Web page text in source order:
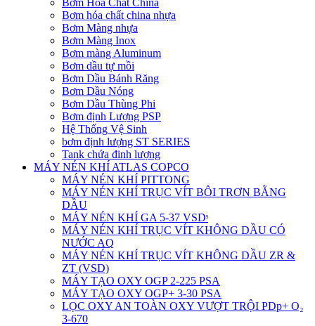
Bơm hóa chất china nhựa
Bơm Màng nhựa
Bơm Màng Inox
Bơm màng Aluminum
Bơm dầu tự mồi
Bơm Dầu Bánh Răng
Bơm Dầu Nóng
Bơm Dầu Thùng Phi
Bơm định Lượng PSP
Hệ Thống Vệ Sinh
bơm định lượng ST SERIES
Tank chứa đinh lượng
MÁY NÉN KHÍ ATLAS COPCO
MÁY NÉN KHÍ PITTONG
MÁY NÉN KHÍ TRỤC VÍT BÔI TRƠN BẰNG
DẦU
MÁY NÉN KHÍ GA 5-37 VSDˢ
MÁY NÉN KHÍ TRỤC VÍT KHÔNG DẦU CÓ
NƯỚC AQ
MÁY NÉN KHÍ TRỤC VÍT KHÔNG DẦU ZR &
ZT (VSD)
MÁY TẠO OXY OGP 2-225 PSA
MÁY TẠO OXY OGP+ 3-30 PSA
LỌC OXY AN TOÀN OXY VƯỢT TRỘI PDp+ O₂
3-670